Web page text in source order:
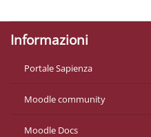
Informazioni
Portale Sapienza
Moodle community
Moodle Docs